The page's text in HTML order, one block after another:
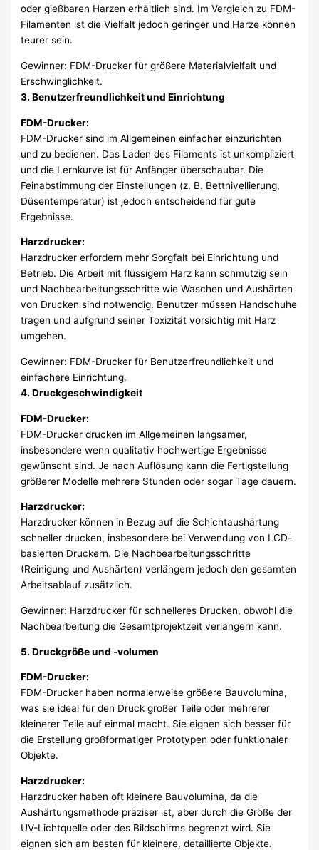
oder gießbaren Harzen erhältlich sind. Im Vergleich zu FDM-
Filamenten ist die Vielfalt jedoch geringer und Harze können
teurer sein.
Gewinner: FDM-Drucker für größere Materialvielfalt und
Erschwinglichkeit.
3. Benutzerfreundlichkeit und Einrichtung
FDM-Drucker:
FDM-Drucker sind im Allgemeinen einfacher einzurichten
und zu bedienen. Das Laden des Filaments ist unkompliziert
und die Lernkurve ist für Anfänger überschaubar. Die
Feinabstimmung der Einstellungen (z. B. Bettnivellierung,
Düsentemperatur) ist jedoch entscheidend für gute
Ergebnisse.
Harzdrucker:
Harzdrucker erfordern mehr Sorgfalt bei Einrichtung und
Betrieb. Die Arbeit mit flüssigem Harz kann schmutzig sein
und Nachbearbeitungsschritte wie Waschen und Aushärten
von Drucken sind notwendig. Benutzer müssen Handschuhe
tragen und aufgrund seiner Toxizität vorsichtig mit Harz
umgehen.
Gewinner: FDM-Drucker für Benutzerfreundlichkeit und
einfachere Einrichtung.
4. Druckgeschwindigkeit
FDM-Drucker:
FDM-Drucker drucken im Allgemeinen langsamer,
insbesondere wenn qualitativ hochwertige Ergebnisse
gewünscht sind. Je nach Auflösung kann die Fertigstellung
größerer Modelle mehrere Stunden oder sogar Tage dauern.
Harzdrucker:
Harzdrucker können in Bezug auf die Schichtaushärtung
schneller drucken, insbesondere bei Verwendung von LCD-
basierten Druckern. Die Nachbearbeitungsschritte
(Reinigung und Aushärten) verlängern jedoch den gesamten
Arbeitsablauf zusätzlich.
Gewinner: Harzdrucker für schnelleres Drucken, obwohl die
Nachbearbeitung die Gesamtprojektzeit verlängern kann.
5. Druckgröße und -volumen
FDM-Drucker:
FDM-Drucker haben normalerweise größere Bauvolumina,
was sie ideal für den Druck großer Teile oder mehrerer
kleinerer Teile auf einmal macht. Sie eignen sich besser für
die Erstellung großformatiger Prototypen oder funktionaler
Objekte.
Harzdrucker:
Harzdrucker haben oft kleinere Bauvolumina, da die
Aushärtungsmethode präziser ist, aber durch die Größe der
UV-Lichtquelle oder des Bildschirms begrenzt wird. Sie
eignen sich am besten für kleinere, detaillierte Objekte.